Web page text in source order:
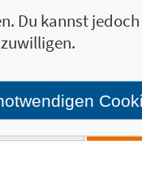
und ähnliche
Du kannst